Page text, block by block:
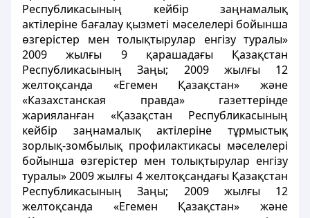
Республикасының кейбір заңнамалық
актілеріне бағалау қызметі мәселелері бойынша
өзгерістер мен толықтырулар енгізу туралы»
2009 жылғы 9 қарашадағы Қазақстан
Республикасының Заңы; 2009 жылғы 12
желтоқсанда «Егемен Қазақстан» және
«Казахстанская правда» газеттерінде
жарияланған «Қазақстан Республикасының
кейбір заңнамалық актілеріне тұрмыстық
зорлық-зомбылық профилактикасы мәселелері
бойынша өзгерістер мен толықтырулар енгізу
туралы» 2009 жылғы 4 желтоқсандағы Қазақстан
Республикасының Заңы; 2009 жылғы 12
желтоқсанда «Егемен Қазақстан» және